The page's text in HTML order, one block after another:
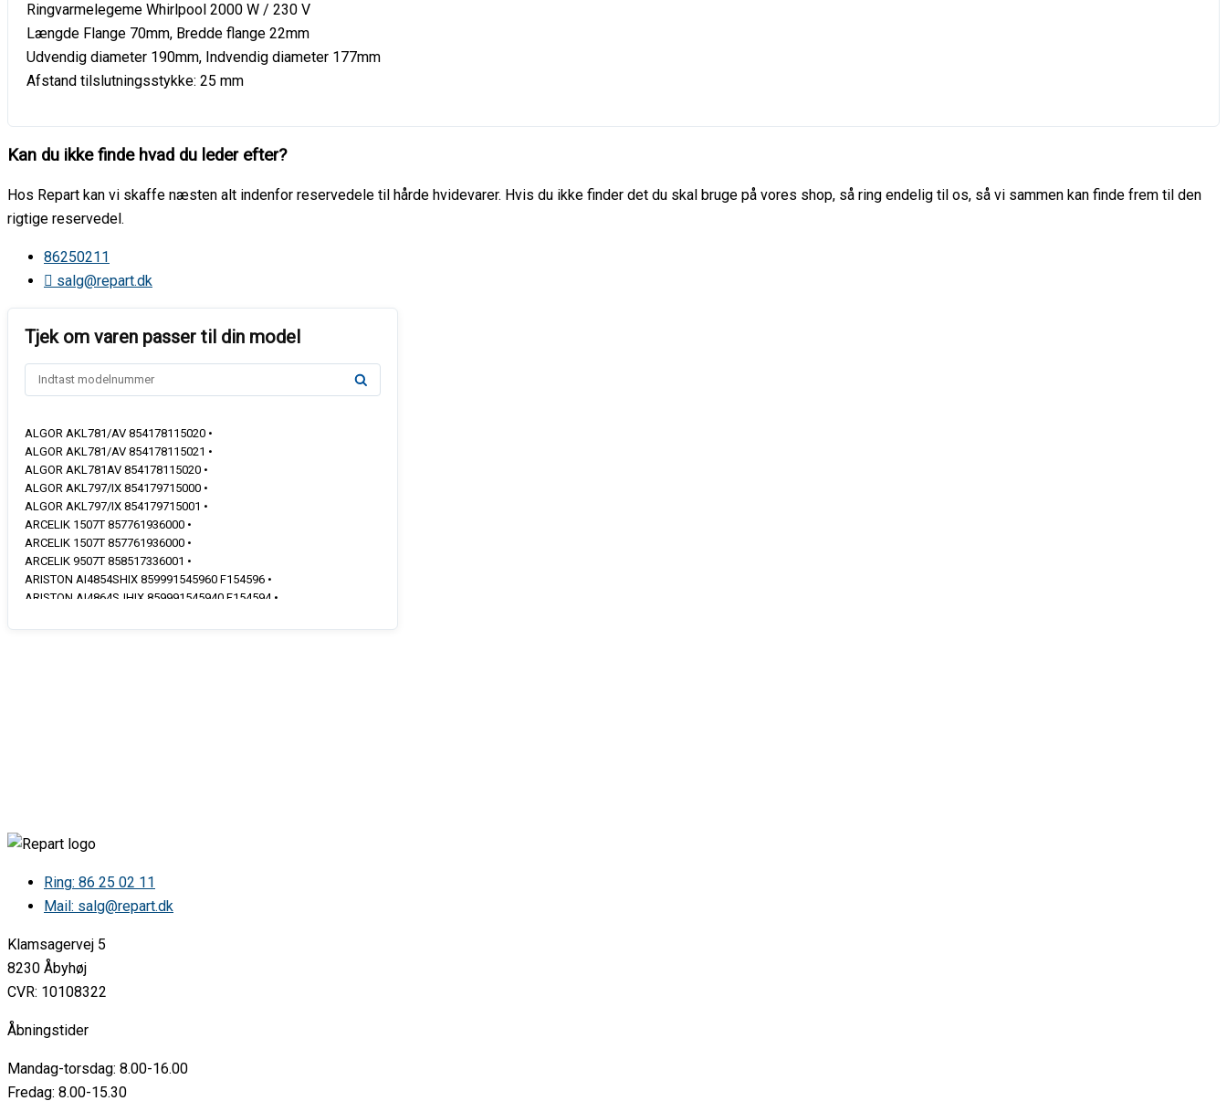
Ringvarmelegeme Whirlpool 2000 W / 230 V
Længde Flange 70mm, Bredde flange 22mm
Udvendig diameter 190mm, Indvendig diameter 177mm
Afstand tilslutningsstykke: 25 mm
Kan du ikke finde hvad du leder efter?
Hos Repart kan vi skaffe næsten alt indenfor reservedele til hårde hvidevarer. Hvis du ikke finder det du skal bruge på vores shop, så ring endelig til os, så vi sammen kan finde frem til den
rigtige reservedel.
86250211
salg@repart.dk
ALGOR AKL781/AV 854178115020 •
ALGOR AKL781/AV 854178115021 •
ALGOR AKL781AV 854178115020 •
ALGOR AKL797/IX 854179715000 •
ALGOR AKL797/IX 854179715001 •
ARCELIK 1507T 857761936000 •
ARCELIK 1507T 857761936000 •
ARCELIK 9507T 858517336001 •
ARISTON AI4854SHIX 859991545960 F154596 •
ARISTON AI4864SJHIX 859991545940 F154594 •
ARISTON AI4871SPIX 859991545970 F154597 •
ARISTON FI7871SCIXAAUS 859991021550 F102155 •
ARISTON FI7871SPIXA 859990968710 F096871 •
ARISTON FI7874SPIXACN 859991021580 •
ARISTON FI7891SPIXAAUS 759991021540 •
ARISTON FI7891SPIXAAUS 759991021542 •
ARISTON FI7891SPIXAAUS 859991021540 •
ARISTON FI7891SPIXAAUS 859991021540 F102154 •
BAUKNECHT AKZ131/NB 858513189020 •
BAUKNECHT BCTMS9100IXL 855647822013 •
BAUKNECHT BCTMS9100IXL 855647822014 •
Ring: 86 25 02 11
Mail: salg@repart.dk
Klamsagervej 5
8230 Åbyhøj
CVR: 10108322
Åbningstider
Mandag-torsdag: 8.00-16.00
Fredag: 8.00-15.30